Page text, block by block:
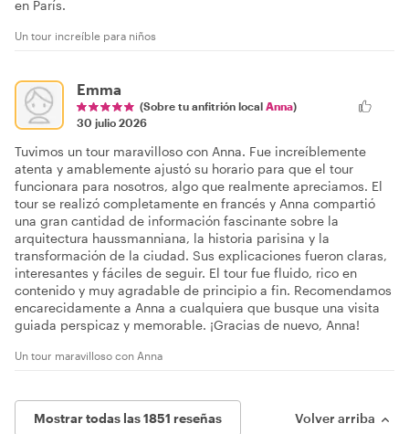
en París.
Un tour increíble para niños
Emma
(Sobre tu anfitrión local Anna)
30 julio 2026
Tuvimos un tour maravilloso con Anna. Fue increíblemente
atenta y amablemente ajustó su horario para que el tour
funcionara para nosotros, algo que realmente apreciamos. El
tour se realizó completamente en francés y Anna compartió
una gran cantidad de información fascinante sobre la
arquitectura haussmanniana, la historia parisina y la
transformación de la ciudad. Sus explicaciones fueron claras,
interesantes y fáciles de seguir. El tour fue fluido, rico en
contenido y muy agradable de principio a fin. Recomendamos
encarecidamente a Anna a cualquiera que busque una visita
guiada perspicaz y memorable. ¡Gracias de nuevo, Anna!
Un tour maravilloso con Anna
Mostrar todas las 1851 reseñas Volver arriba